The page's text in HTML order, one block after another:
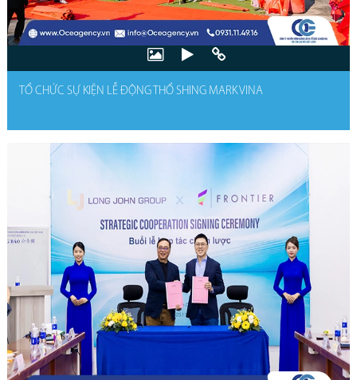
TỔ CHỨC SỰ KIỆN LỄ ĐỘNG THỔ SHING MARK VINA